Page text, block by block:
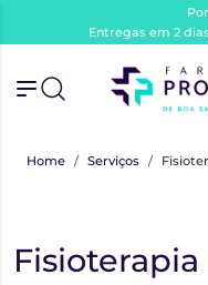
Entregas em 2
Home Serviços
Fisioterapia